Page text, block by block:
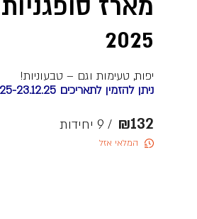
2025
יפות, טעימות וגם – טבעוניות!
ניתן להזמין לתאריכים 11.12.25-23.12.25
/ 9 יחידות ₪132
המלאי אזל